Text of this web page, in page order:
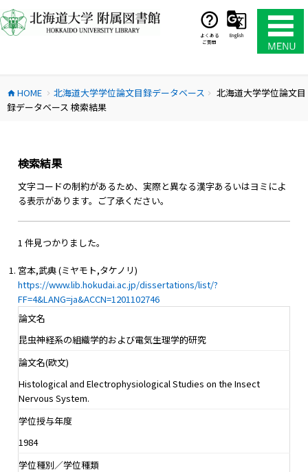
ン
テ
ス
キ
よくある
ご質問
English
home HOME chevron_right 北海道大学学位論文目録データベース chevron_right
北海道大学学位論文目
録データベース 検索結果
検索結果
文字コードの制約があるため、実際と異なる漢字あるいはヨミによ
る表示があります。ご了承ください。
1 件見つかりました。
宮本,武典 (ミヤモト,タケノリ)
https://www.lib.hokudai.ac.jp/dissertations/list/?
FF=4&LANG=ja&ACCN=1201102746
論文名
昆虫神経系の組織学的および電気生理学的研究
論文名(欧文)
Histological and Electrophysiological Studies on the Insect
Nervous System.
学位授与年度
1984
学位種別／学位種類